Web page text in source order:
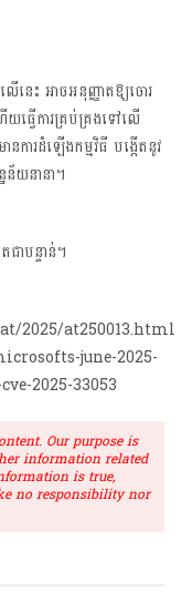
េះ អាចអនុញ្ញាតឱ្យចោរ
យធ្វើការគ្រប់គ្រងទៅលើ
នការដំឡើងកម្មវិធី បង្កើតនូវ
ន័យនានា។
ជាបន្ទាន់។
2025/at250013.html
june-2025-
2025-33053
Our purpose is
information related
is true,
no responsibility nor